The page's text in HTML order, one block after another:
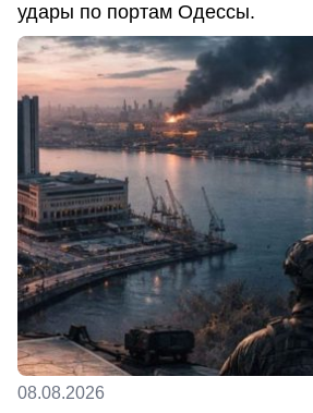
удары по портам Одессы.
08.08.2026